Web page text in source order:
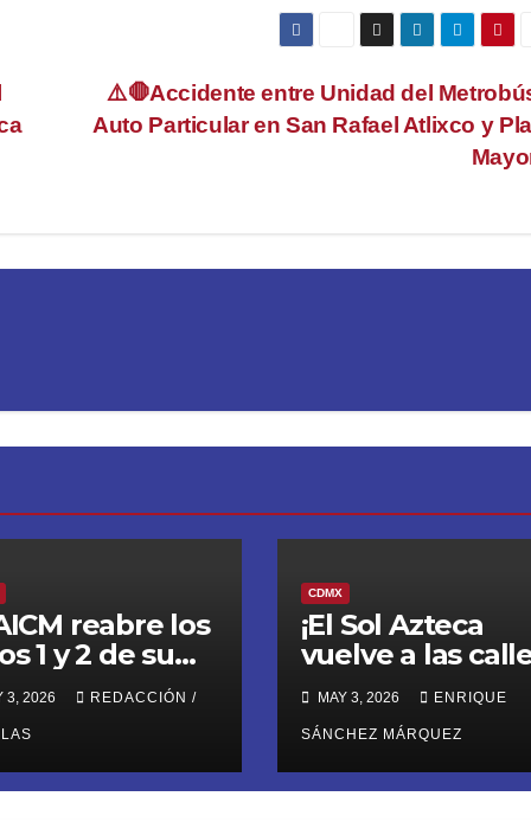
⚠️🛑Accidente entre Unidad del
Auto Particular en San Rafael Atlixco y
reabre los
1 y 2 de su
3, 2026 REDACCIÓN /
CDMX
¡El Sol Azteca
vuelve a las
Nora Arias
(@AriasNora),
presidenta del
PRD CDMX,
reactiva la
MAY 3, 2026 ENRIQUE
SÁNCHEZ MÁRQUEZ